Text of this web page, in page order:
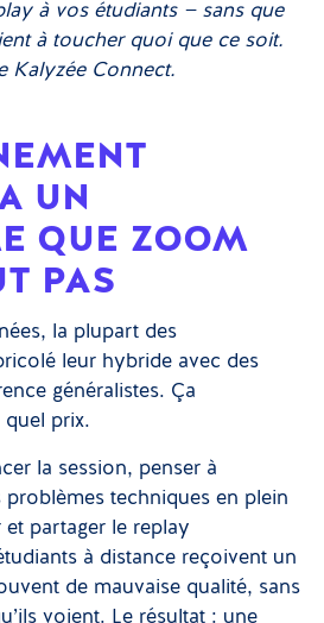
à vos étudiants — sans que
à toucher quoi que ce soit.
Kalyzée Connect.
UN
QUE ZOOM
PAS
la plupart des
leur hybride avec des
généralistes. Ça
prix.
la session, penser à
problèmes techniques en plein
partager le replay
à distance reçoivent un
de mauvaise qualité, sans
voient. Le résultat : une